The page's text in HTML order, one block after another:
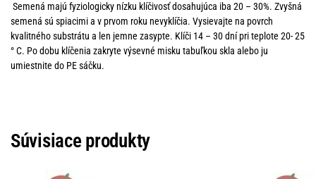
Semená majú fyziologicky nízku klíčivosť dosahujúca iba 20 – 30%. Zvyšná
semená sú spiacimi a v prvom roku nevyklíčia. Vysievajte na povrch
kvalitného substrátu a len jemne zasypte. Klíči 14 – 30 dní pri teplote 20- 25
° C. Po dobu klíčenia zakryte výsevné misku tabuľkou skla alebo ju
umiestnite do PE sáčku.
Súvisiace produkty